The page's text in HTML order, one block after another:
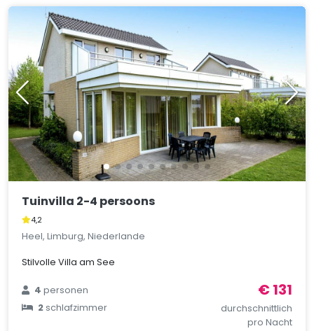
Tuinvilla 2-4 persoons
4,2
Heel, Limburg, Niederlande
Stilvolle Villa am See
4personen
2schlafzimmer
€ 131
durchschnittlich
pro Nacht